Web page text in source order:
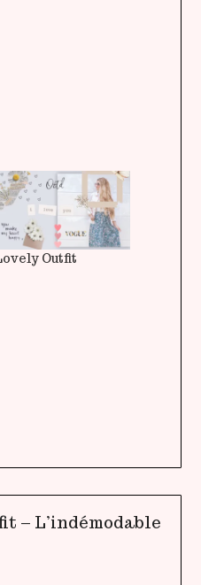
Outfit
– L’indémodable